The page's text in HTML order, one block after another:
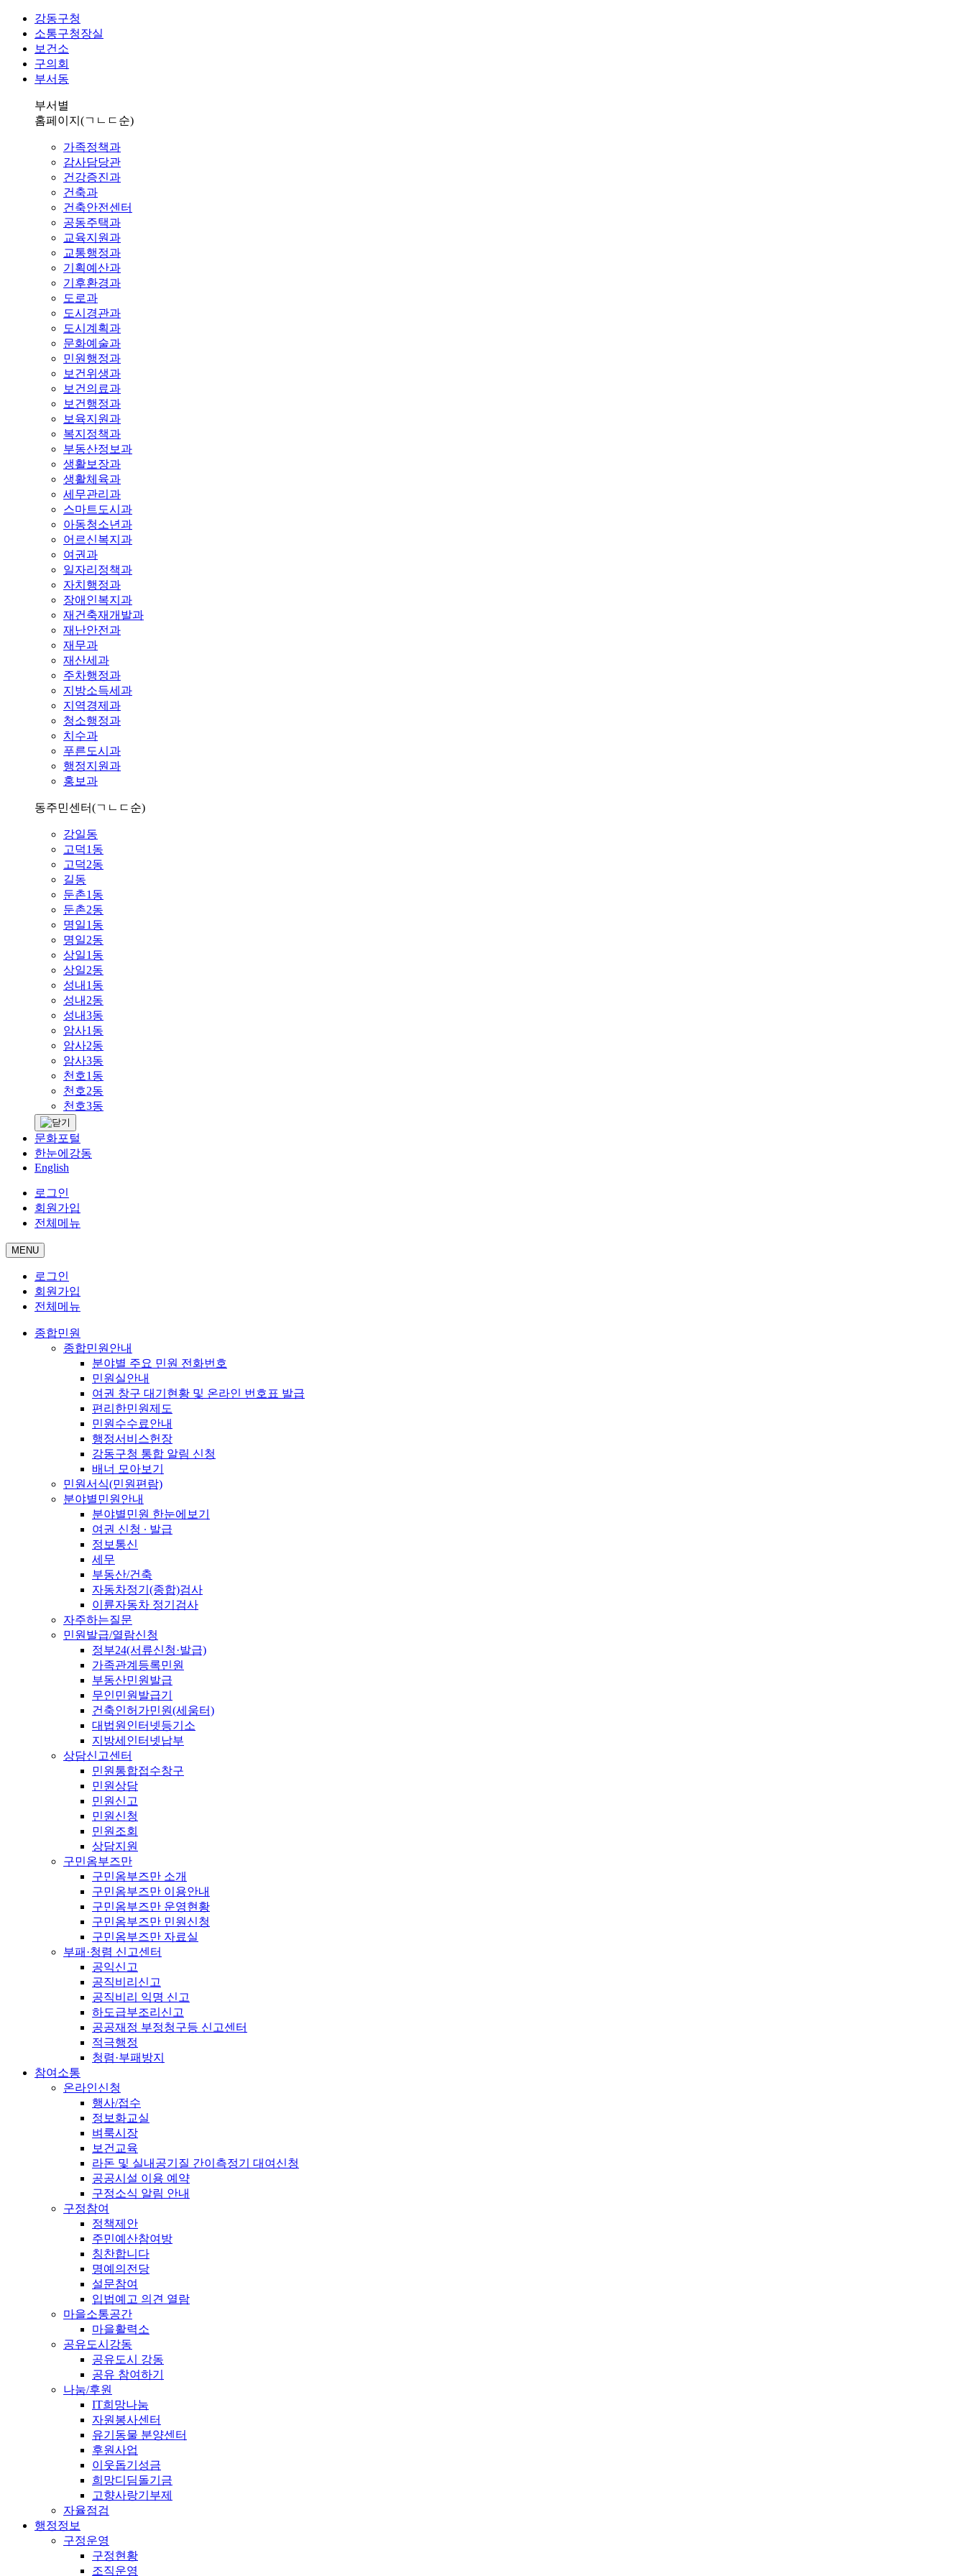
강동구청
소통구청장실
보건소
구의회
부서동
부서별
홈페이지 (ㄱㄴㄷ순)
가족정책과
감사담당관
건강증진과
건축과
건축안전센터
공동주택과
교육지원과
교통행정과
기획예산과
기후환경과
도로과
도시경관과
도시계획과
문화예술과
민원행정과
보건위생과
보건의료과
보건행정과
보육지원과
복지정책과
부동산정보과
생활보장과
생활체육과
세무관리과
스마트도시과
아동청소년과
어르신복지과
여권과
일자리정책과
자치행정과
장애인복지과
재건축재개발과
재난안전과
재무과
재산세과
주차행정과
지방소득세과
지역경제과
청소행정과
치수과
푸른도시과
행정지원과
홍보과
동주민센터(ㄱㄴㄷ순)
강일동
고덕1동
고덕2동
길동
둔촌1동
둔촌2동
명일1동
명일2동
상일1동
상일2동
성내1동
성내2동
성내3동
암사1동
암사2동
암사3동
천호1동
천호2동
천호3동
문화포털
한눈에강동
English
로그인
회원가입
전체메뉴
MENU
로그인
회원가입
전체메뉴
종합민원
종합민원안내
분야별 주요 민원 전화번호
민원실안내
여권 창구 대기현황 및 온라인 번호표 발급
편리한민원제도
민원수수료안내
행정서비스헌장
강동구청 통합 알림 신청
배너 모아보기
민원서식(민원편람)
분야별민원안내
분야별민원 한눈에보기
여권 신청 ∙ 발급
정보통신
세무
부동산/건축
자동차정기(종합)검사
이륜자동차 정기검사
자주하는질문
민원발급/열람신청
정부24(서류신청·발급)
가족관계등록민원
부동산민원발급
무인민원발급기
건축인허가민원(세움터)
대법원인터넷등기소
지방세인터넷납부
상담신고센터
민원통합접수창구
민원상담
민원신고
민원신청
민원조회
상담지원
구민옴부즈만
구민옴부즈만 소개
구민옴부즈만 이용안내
구민옴부즈만 운영현황
구민옴부즈만 민원신청
구민옴부즈만 자료실
부패·청렴 신고센터
공익신고
공직비리신고
공직비리 익명 신고
하도급부조리신고
공공재정 부정청구등 신고센터
적극행정
청렴·부패방지
참여소통
온라인신청
행사/접수
정보화교실
벼룩시장
보건교육
라돈 및 실내공기질 간이측정기 대여신청
공공시설 이용 예약
구정소식 알림 안내
구정참여
정책제안
주민예산참여방
칭찬합니다
명예의전당
설문참여
입법예고 의견 열람
마을소통공간
마을활력소
공유도시강동
공유도시 강동
공유 참여하기
나눔/후원
IT희망나눔
자원봉사센터
유기동물 분양센터
후원사업
이웃돕기성금
희망디딤돌기금
고향사랑기부제
자율점검
행정정보
구정운영
구정현황
조직운영